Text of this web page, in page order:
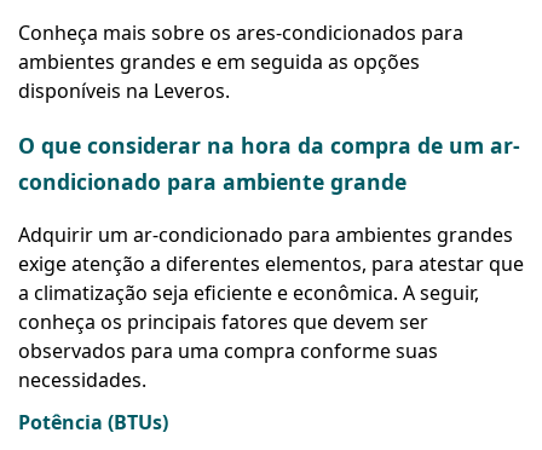
Conheça mais sobre os ares-condicionados para
ambientes grandes e em seguida as opções
disponíveis na Leveros.
O que considerar na hora da compra de um ar-
condicionado para ambiente grande
Adquirir um ar-condicionado para ambientes grandes
exige atenção a diferentes elementos, para atestar que
a climatização seja eficiente e econômica. A seguir,
conheça os principais fatores que devem ser
observados para uma compra conforme suas
necessidades.
Potência (BTUs)